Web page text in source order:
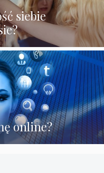
siebie
online?